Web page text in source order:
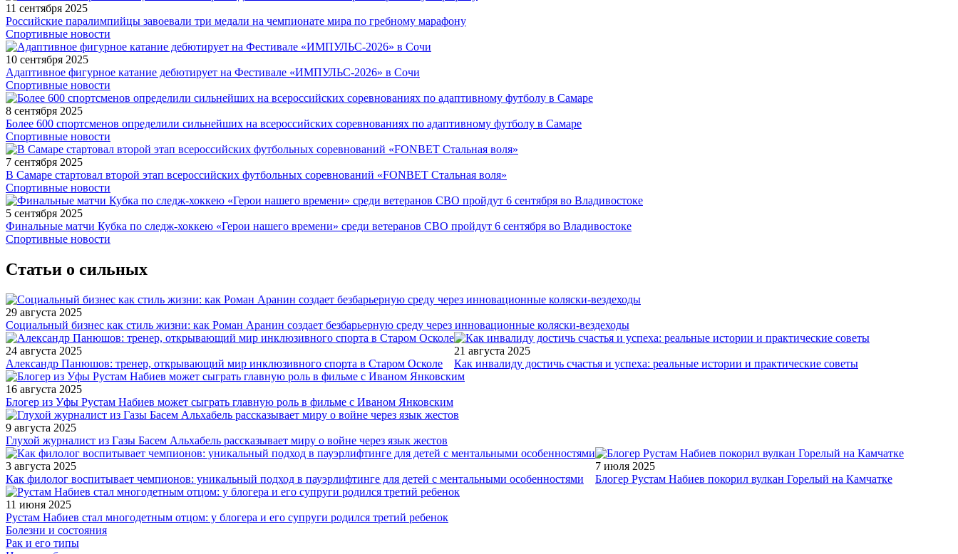
11 сентября 2025
Российские паралимпийцы завоевали три медали на чемпионате мира по гребному марафону
Спортивные новости
10 сентября 2025
Адаптивное фигурное катание дебютирует на Фестивале «ИМПУЛЬС-2026» в Сочи
Спортивные новости
8 сентября 2025
Более 600 спортсменов определили сильнейших на всероссийских соревнованиях по адаптивному футболу в Самаре
Спортивные новости
7 сентября 2025
В Самаре стартовал второй этап всероссийских футбольных соревнований «FONBET Стальная воля»
Спортивные новости
5 сентября 2025
Финальные матчи Кубка по следж-хоккею «Герои нашего времени» среди ветеранов СВО пройдут 6 сентября во Владивостоке
Спортивные новости
Статьи о сильных
29 августа 2025
Социальный бизнес как стиль жизни: как Роман Аранин создает безбарьерную среду через инновационные коляски-вездеходы
24 августа 2025
Александр Панюшов: тренер, открывающий мир инклюзивного спорта в Старом Осколе
21 августа 2025
Как инвалиду достичь счастья и успеха: реальные истории и практические советы
16 августа 2025
Блогер из Уфы Рустам Набиев может сыграть главную роль в фильме с Иваном Янковским
9 августа 2025
Глухой журналист из Газы Басем Альхабель рассказывает миру о войне через язык жестов
3 августа 2025
Как филолог воспитывает чемпионов: уникальный подход в пауэрлифтинге для детей с ментальными особенностями
7 июля 2025
Блогер Рустам Набиев покорил вулкан Горелый на Камчатке
11 июня 2025
Рустам Набиев стал многодетным отцом: у блогера и его супруги родился третий ребенок
Болезни и состояния
Рак и его типы